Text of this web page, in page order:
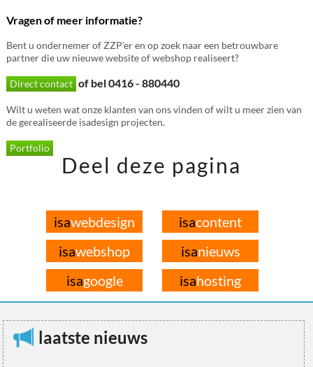
Vragen of meer informatie?
Bent u ondernemer of ZZP'er en op zoek naar een betrouwbare
partner die uw nieuwe website of webshop realiseert?
Direct contact of bel 0416 - 880440
Wilt u weten wat onze klanten van ons vinden of wilt u meer zien van
de gerealiseerde isadesign projecten.
Portfolio
Deel deze pagina
isawebdesign isacontent
isawebshop isanieuws
isagoogle isahosting
laatste nieuws